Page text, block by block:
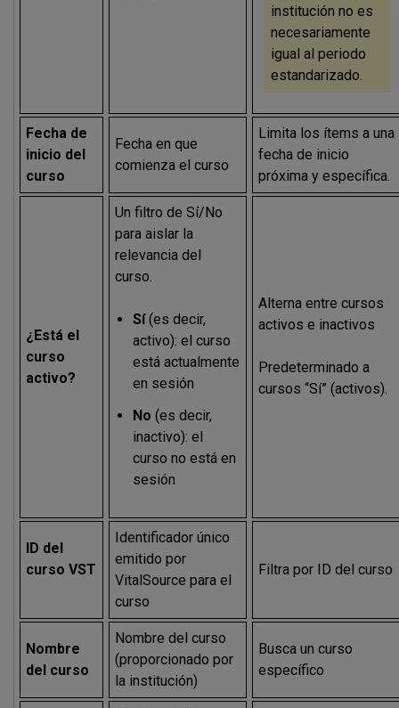
institución no es
necesariamente
igual al periodo
estandarizado.
Fecha de
inicio del
curso
Fecha en que
comienza el curso
Limita los ítems a una
fecha de inicio
próxima y específica.
¿Está el
curso
activo?
Un filtro de Sí/No
para aislar la
relevancia del
curso.
Sí(es decir,
activo): el curso
está actualmente
en sesión
No (es decir,
inactivo): el
curso no está en
sesión
Alterna entre cursos
activos e inactivos
Predeterminado a
cursos “Sí” (activos).
ID del
curso VST
Identificador único
emitido por
VitalSource para el
curso
Filtra por ID del curso
Nombre
del curso
Nombre del curso
(proporcionado por
la institución)
Busca un curso
específico